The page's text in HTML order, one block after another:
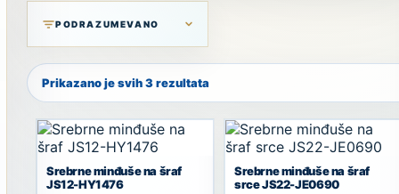
Prikazano je svih 3 rezultata
Srebrne minđuše na šraf
JS12-HY1476
Srebrne minđuše na šraf
srce JS22-JE0690